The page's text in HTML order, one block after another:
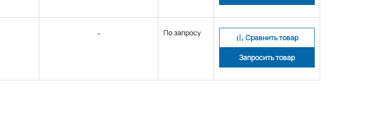
- По запросу
Сравнить товар
Запросить товар